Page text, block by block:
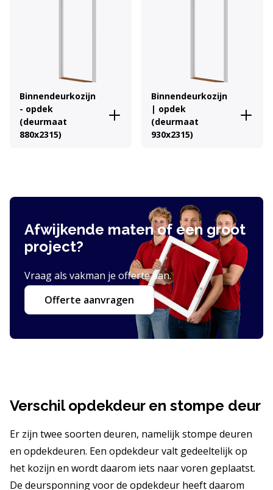
Binnendeurkozijn
- opdek
(deurmaat
880x2315)
Binnendeurkozijn
| opdek
(deurmaat
930x2315)
Afwijkende maten of een groot
project?
Vraag als vakman je offerte aan.
Offerte aanvragen
Verschil opdekdeur en stompe deur
Er zijn twee soorten deuren, namelijk stompe deuren
en opdekdeuren. Een opdekdeur valt gedeeltelijk op
het kozijn en wordt daarom iets naar voren geplaatst.
De deursponning voor de opdekdeur heeft daarom